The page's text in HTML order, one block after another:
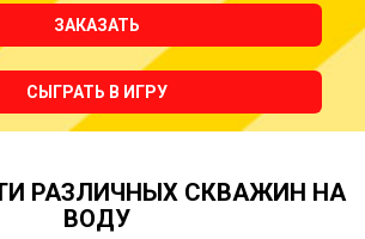
ЗАКАЗАТЬ
СЫГРАТЬ В ИГРУ
РАЗЛИЧНЫХ СКВАЖИН НА
ВОДУ